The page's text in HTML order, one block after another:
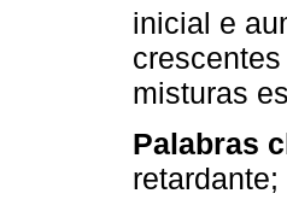
inicial e
misturas
Palabras